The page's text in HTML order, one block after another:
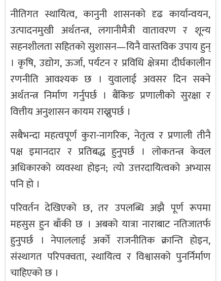
नीतिगत स्थायित्व, कानुनी शासनको दृढ कार्यान्वयन,
उत्पादनमुखी अर्थतन्त्र, लगानीमैत्री वातावरण र शून्य
सहनशीलता सहितको सुशासन—यिनै वास्तविक उपाय हुन्
। कृषि, उद्योग, ऊर्जा, पर्यटन र प्रविधि क्षेत्रमा दीर्घकालीन
रणनीति आवश्यक छ । युवालाई अवसर दिन सक्ने
अर्थतन्त्र निर्माण गर्नुपर्छ । बैंकिङ प्रणालीको सुरक्षा र
वित्तीय अनुशासन कायम राख्नुपर्छ ।
सबैभन्दा महत्वपूर्ण कुरा-नागरिक, नेतृत्व र प्रणाली तीनै
पक्ष इमानदार र प्रतिबद्ध हुनुपर्छ । लोकतन्त्र केवल
अधिकारको व्यवस्था होइन; त्यो उत्तरदायित्वको अभ्यास
पनि हो ।
परिवर्तन देखिएको छ, तर उपलब्धि अझै पूर्ण रूपमा
महसुस हुन बाँकी छ । अबको यात्रा नाराबाट नतिजातर्फ
हुनुपर्छ । नेपाललाई अर्को राजनीतिक क्रान्ति होइन,
संस्थागत परिपक्वता, स्थायित्व र विश्वासको पुनर्निर्माण
चाहिएको छ ।